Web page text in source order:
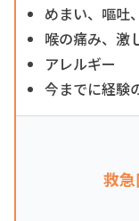
めまい、嘔吐
喉の痛み、激
アレルギー
今までに経験
救